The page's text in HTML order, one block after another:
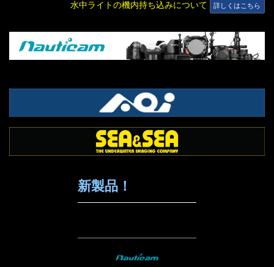
水中ライトの機内持ち込みについて 詳しくはこちら
新製品！